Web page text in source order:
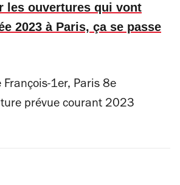
les ouvertures qui vont
2023 à Paris, ça se passe
1er, Paris 8e
prévue courant 2023